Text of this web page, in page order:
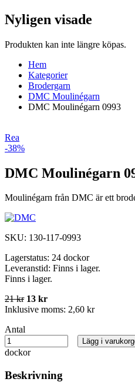
Nyligen visade
Produkten kan inte längre köpas.
Hem
Kategorier
Brodergarn
DMC Moulinégarn
DMC Moulinégarn 0993
Rea
-38%
DMC Moulinégarn
Moulinégarn från DMC är ett
SKU: 130-117-0993
Lagerstatus: 24 dockor
Leveranstid: Finns i lager.
Finns i lager.
21 kr 13 kr
Inklusive moms: 2,60 kr
Antal
dockor
Lägg i
Beskrivning